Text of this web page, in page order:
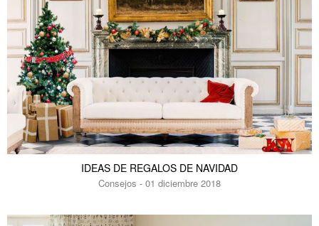
IDEAS DE REGALOS DE NAVIDAD
Consejos - 01 diciembre 2018